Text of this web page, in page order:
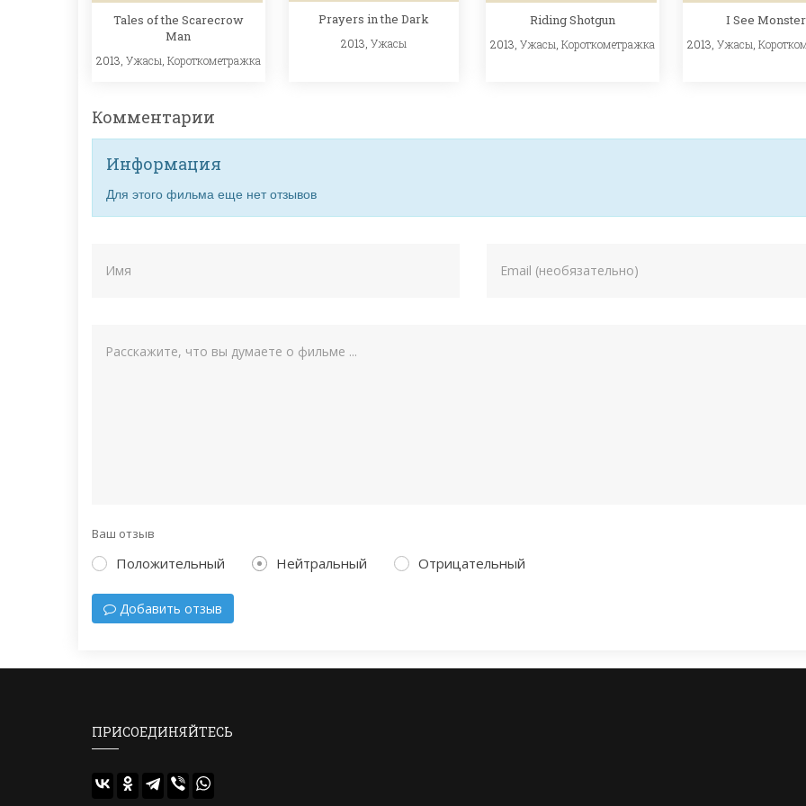
Tales of the Scarecrow
Man
2013, Ужасы, Короткометражка
Prayers in the Dark
2013, Ужасы
Riding Shotgun
2013, Ужасы, Короткометражка
I See
2013, Ужасы,
Комментарии
Информация
Для этого фильма еще нет отзывов
Ваш отзыв
Положительный Нейтральный Отрицательный
Добавить отзыв
ПРИСОЕДИНЯЙТЕСЬ